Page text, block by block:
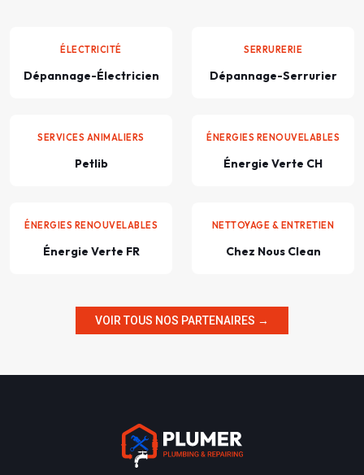
ÉLECTRICITÉ
Dépannage-Électricien
SERRURERIE
Dépannage-Serrurier
SERVICES ANIMALIERS
Petlib
ÉNERGIES RENOUVELABLES
Énergie Verte CH
ÉNERGIES RENOUVELABLES
Énergie Verte FR
NETTOYAGE & ENTRETIEN
Chez Nous Clean
VOIR TOUS NOS PARTENAIRES →